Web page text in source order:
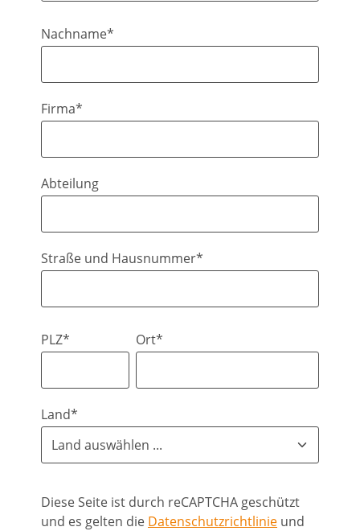
Nachname*
Firma*
Abteilung
Straße und Hausnummer*
PLZ* Ort*
Land*
Diese Seite ist durch reCAPTCHA geschützt
und es gelten die Datenschutzrichtlinie und